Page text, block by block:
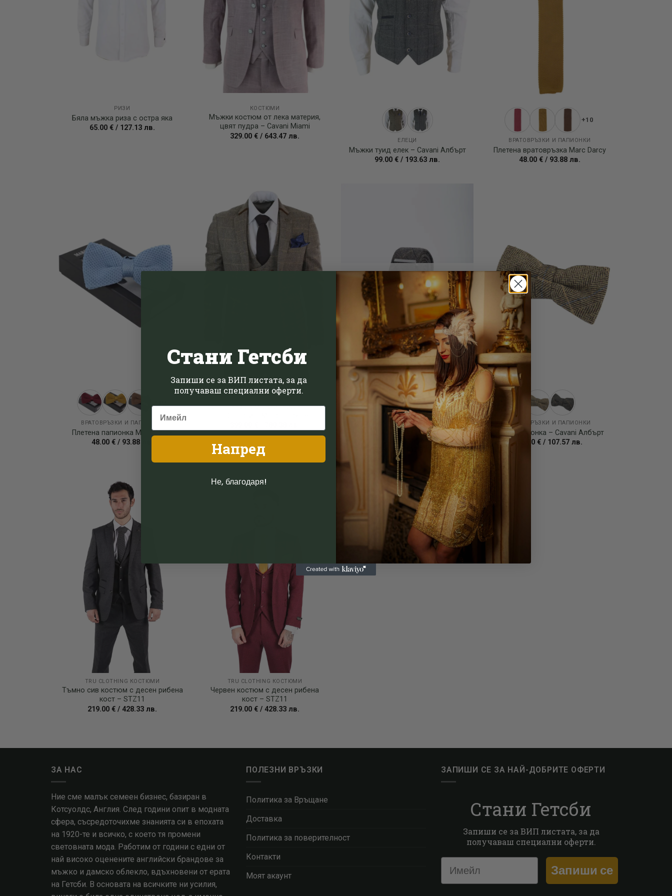
РИЗИ
Бяла мъжка риза с остра яка
65.00 € / 127.13 лв.
КОСТЮМИ
Мъжки костюм от лека материя,
цвят пудра – Cavani Miami
329.00 € / 643.47 лв.
ЕЛЕЦИ
Мъжки туид елек – Cavani Албърт
99.00 € / 193.63 лв.
+10
ВРАТОВРЪЗКИ И ПАПИОНКИ
Плетена вратовръзка Marc Darcy
48.00 € / 93.88 лв.
ВРАТОВРЪЗКИ И ПАПИОНКИ
Плетена папионка Marc Darcy
48.00 € / 93.88
Add to
wishlist
Светло кафяв мъжки туид костюм
ИЗЧЕРПАН
ВРАТОВРЪЗКИ И ПАПИОНКИ
Туид вратоверъзка и кърпичка –
Cavani Албърт
€ / лв.
ВРАТОВРЪЗКИ И ПАПИОНКИ
Туид папионка – Cavani Албърт
55.00 € / 107.57 лв.
TRU CLOTHING КОСТЮМИ
Тъмно сив костюм с десен рибена
кост – STZ11
219.00 € / 428.33 лв.
TRU CLOTHING КОСТЮМИ
Червен костюм с десен рибена
кост – STZ11
219.00 € / 428.33 лв.
ЗА НАС
Ние сме малък семеен бизнес, базиран в
Котсуолдс, Англия. След години опит в модната
сфера, съсредоточихме знанията си в епохата
на 1920-те и всичко, с което тя промени
световната мода. Работим от години с едни от
най високо оценените английски брандове за
мъжко и дамско облекло, вдъхновени от ерата
на Гетсби. В основата на всичките ни усилия,
ПОЛЕЗНИ ВРЪЗКИ
Политика за Връщане
Доставка
Политика за поверителност
Контакти
Моят акаунт
ЗАПИШИ СЕ ЗА НАЙ-ДОБРИТЕ ОФЕРТИ
Стани Гетсби
Запиши се за ВИП листата, за да
получаваш специални оферти.
Запиши се
Стани Гетсби
Запиши се за ВИП листата, за да
получаваш специални оферти.
Напред
Не, благодаря!